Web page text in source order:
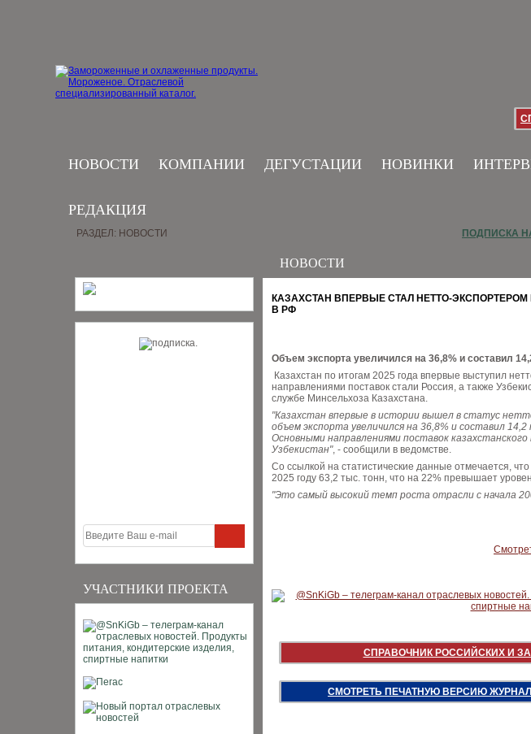
НОВОСТИ КОМПАНИИ ДЕГУСТАЦИИ НОВИНКИ
РЕДАКЦИЯ
УЧАСТНИКИ ПРОЕКТА
РАЗДЕЛ: НОВОСТИ ПОДПИСКА
НОВОСТИ
КАЗАХСТАН ВПЕРВЫЕ СТАЛ НЕТТО-
В РФ
Объем экспорта увеличился на 36,8% и составил
Казахстан по итогам 2025 года впервые выступил
направлениями поставок стали Россия, а также
службе Минсельхоза Казахстана.
"Казахстан впервые в истории вышел в статус
объем экспорта увеличился на 36,8% и составил
Основными направлениями поставок
Узбекистан", - сообщили в ведомстве.
Со ссылкой на статистические данные отмечается,
2025 году 63,2 тыс. тонн, что на 22% превышает
"Это самый высокий темп роста отрасли с начала
СПРАВОЧНИК РОССИЙСКИХ И
СМОТРЕТЬ ПЕЧАТНУЮ ВЕРСИЮ